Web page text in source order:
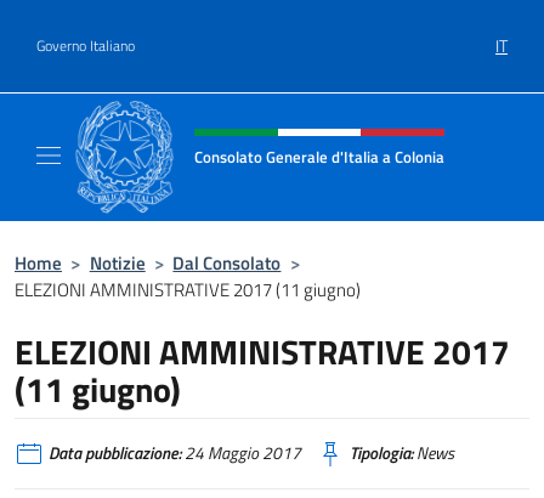
Governo Italiano IT
Intestazione sito, social e menù
Consolato Generale d'Italia a Colonia
Home > Notizie > Dal Consolato >
ELEZIONI AMMINISTRATIVE 2017 (11 giugno)
ELEZIONI AMMINISTRATIVE 2017
(11 giugno)
Data pubblicazione:24 Maggio 2017 Tipologia:News